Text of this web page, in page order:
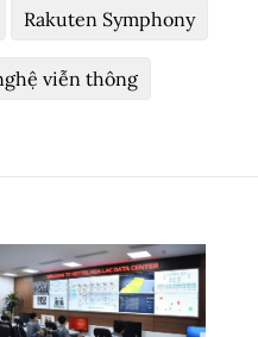
Rakuten Symphony
viễn thông